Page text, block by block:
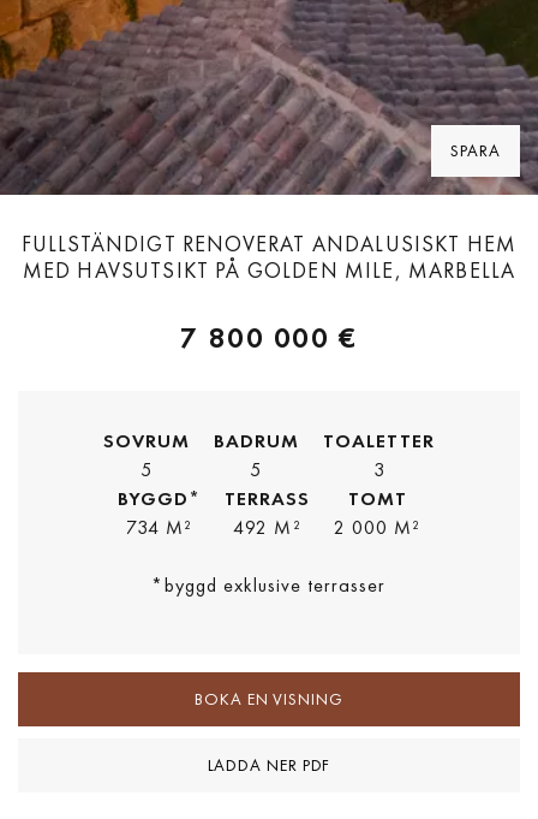
SPARA
FULLSTÄNDIGT RENOVERAT ANDALUSISKT HEM
MED HAVSUTSIKT PÅ GOLDEN MILE, MARBELLA
7 800 000 €
SOVRUM
5
BADRUM
5
TOALETTER
3
BYGGD*
734 M²
TERRASS
492 M²
TOMT
2 000 M²
*byggd exklusive terrasser
BOKA EN VISNING
LADDA NER PDF